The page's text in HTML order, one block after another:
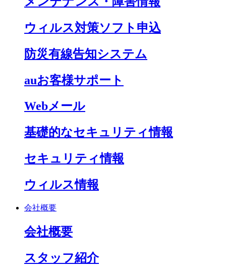
ウィルス対策ソフト申込
防災有線告知システム
auお客様サポート
Webメール
基礎的なセキュリティ情報
セキュリティ情報
ウィルス情報
会社概要
会社概要
スタッフ紹介